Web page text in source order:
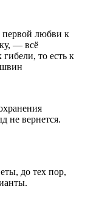
первой любви к
— всё
гибели, то есть к
не вернется.
до тех пор,